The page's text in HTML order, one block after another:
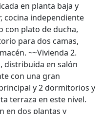
en planta baja y
cocina independiente
con plato de ducha,
para dos camas,
~~Vivienda 2.
distribuida en salón
con una gran
y 2 dormitorios y
terraza en este nivel.
en dos plantas y